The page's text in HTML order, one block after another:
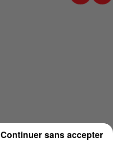
Continuer sans accepter